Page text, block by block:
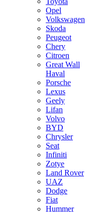
Opel
Volkswagen
Skoda
Peugeot
Chery
Citroen
Great Wall
Haval
Porsche
Lexus
Geely
Lifan
Volvo
BYD
Chrysler
Seat
Infiniti
Zotye
Land Rover
UAZ
Dodge
Fiat
Hummer